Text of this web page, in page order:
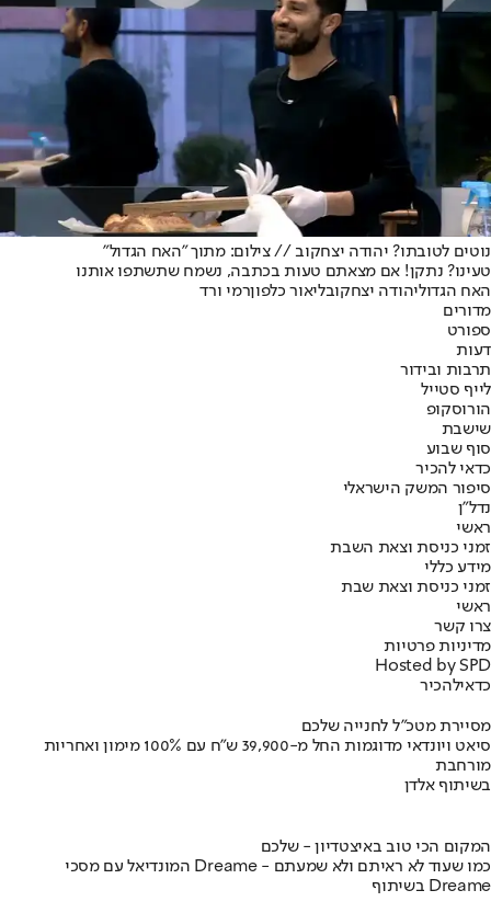
נוטים לטובתו? יהודה יצחקוב // צילום: מתוך "האח הגדול"
טעינו? נתקן! אם מצאתם טעות בכתבה, נשמח שתשתפו אותנו
האח הגדוליהודה יצחקובליאור כלפוןרמי ורד
מדורים
ספורט
דעות
תרבות ובידור
לייף סטייל
הורוסקופ
שישבת
סוף שבוע
כדאי להכיר
סיפור המשק הישראלי
נדל"ן
ראשי
זמני כניסת וצאת השבת
מידע כללי
זמני כניסת וצאת שבת
ראשי
צרו קשר
מדיניות פרטיות
Hosted by SPD
כדאילהכיר
מסיירת מטכ"ל לחנייה שלכם
סיאט ויונדאי מדוגמות החל מ-39,900 ש״ח עם 100% מימון ואחריות
מורחבת
בשיתוף אלדן
המקום הכי טוב באיצטדיון - שלכם
המונדיאל עם מסכי Dreame - כמו שעוד לא ראיתם ולא שמעתם
בשיתוף Dreame